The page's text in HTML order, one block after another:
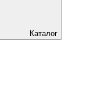
Каталог